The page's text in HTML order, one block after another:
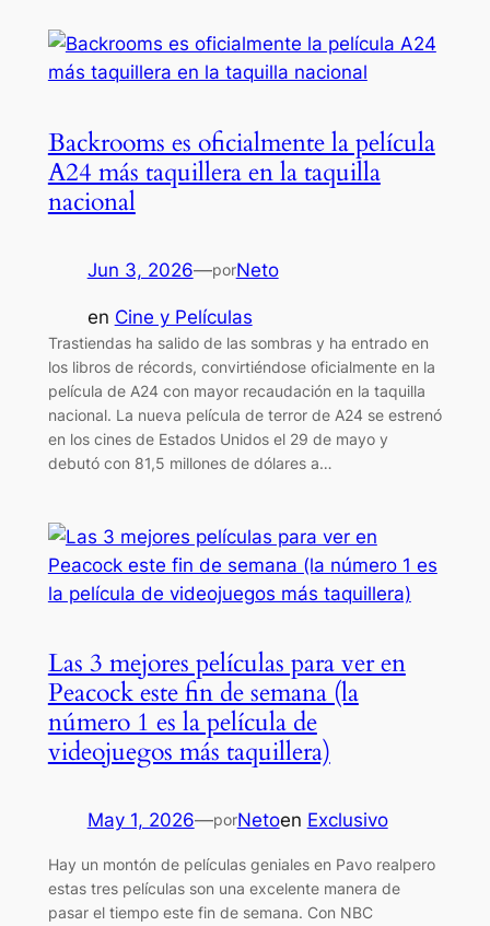
Backrooms es oficialmente la película
A24 más taquillera en la taquilla
nacional
Jun 3, 2026—porNeto
en Cine y Películas
Trastiendas ha salido de las sombras y ha entrado en
los libros de récords, convirtiéndose oficialmente en la
película de A24 con mayor recaudación en la taquilla
nacional. La nueva película de terror de A24 se estrenó
en los cines de Estados Unidos el 29 de mayo y
debutó con 81,5 millones de dólares a…
Las 3 mejores películas para ver en
Peacock este fin de semana (la
número 1 es la película de
videojuegos más taquillera)
May 1, 2026—porNetoen Exclusivo
Hay un montón de películas geniales en Pavo realpero
estas tres películas son una excelente manera de
pasar el tiempo este fin de semana. Con NBC